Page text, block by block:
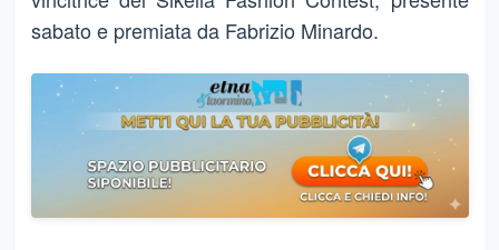
sabato e premiata da Fabrizio Minardo.